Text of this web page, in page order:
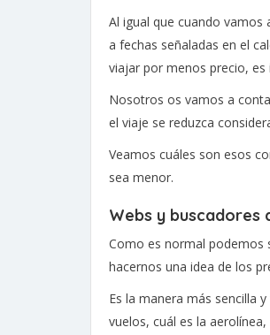
Al igual que cuando
a fechas señaladas en el
viajar por menos precio, es
Nosotros os vamos a
el viaje se reduzca
Veamos cuáles son esos
sea menor.
Webs y buscadores
Como es normal podemos
hacernos una idea de los
Es la manera más sencilla
vuelos, cuál es la